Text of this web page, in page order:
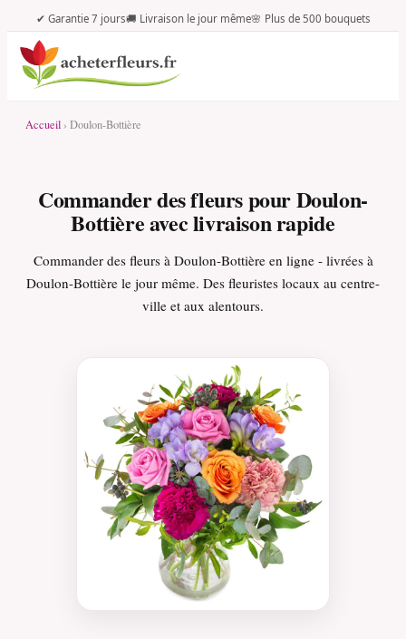
✔ Garantie 7 jours🚚 Livraison le jour même🌸 Plus de 500 bouquets
Accueil › Doulon-Bottière
Commander des fleurs pour Doulon-
Bottière avec livraison rapide
Commander des fleurs à Doulon-Bottière en ligne - livrées à
Doulon-Bottière le jour même. Des fleuristes locaux au centre-
ville et aux alentours.